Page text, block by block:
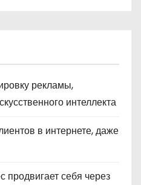
рекламы,
интеллекта
в интернете, даже
продвигает себя через